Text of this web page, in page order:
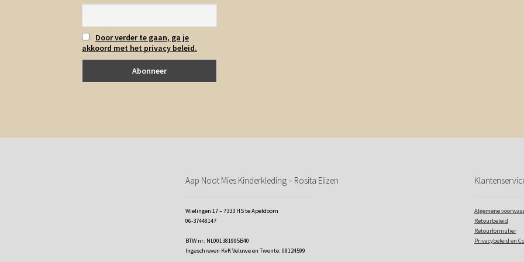
Door verder te gaan, ga je
akkoord met het privacy beleid.
Aap Noot Mies Kinderkleding – Rosita Elizen
Wielingen 17 – 7333 HS te Apeldoorn
06-37448147
BTW nr: NL001381995B40
Ingeschreven KvK Veluwe en Twente: 08124599
Algemene
Retourbeleid
Retourformulier
Privacybeleid en